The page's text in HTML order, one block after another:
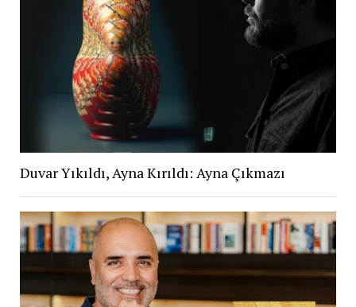
Duvar Yıkıldı, Ayna Kırıldı: Ayna Çıkmazı